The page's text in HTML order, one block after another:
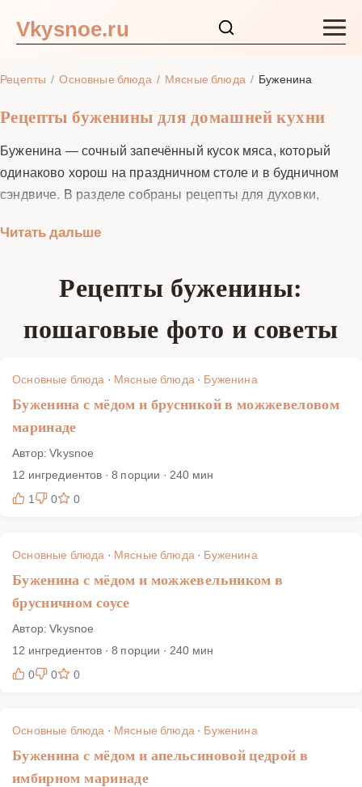
Vkysnoe.ru
Основные блюда
Супы
Ингредиенты
Блог
Рецепты Основные блюда Мясные блюда Буженина
Рецепты буженины для домашней кухни
Буженина — сочный запечённый кусок мяса, который
одинаково хорош на праздничном столе и в будничном
сэндвиче. В разделе собраны рецепты для духовки,
и «сухой посол». Мы объясняем выбор отруба, точные
даём практичные лайфхаки: как добиться румяной
корочки, сохранить соки и получить красивую нарезку.
Выберите классический чесночный вариант или
ароматные специи с травами — детали и пропорции уже
наслаждаться результатом.
Читать дальше
Рецепты буженины:
пошаговые фото и советы
Основные блюда · Мясные блюда· Буженина
Буженина с мёдом и брусникой в можжевеловом
маринаде
Автор: Vkysnoe
12 ингредиентов · 8 порции · 240 мин
1
0 0
Основные блюда · Мясные блюда· Буженина
Буженина с мёдом и можжевельником в
брусничном соусе
Автор: Vkysnoe
12 ингредиентов · 8 порции · 240 мин
0
0 0
Основные блюда · Мясные блюда· Буженина
Буженина с мёдом и апельсиновой цедрой в
имбирном маринаде